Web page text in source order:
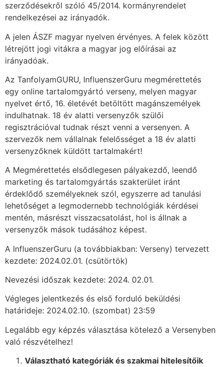
szerződésekről szóló 45/2014. kormányrendelet
rendelkezései az irányadók.
A jelen ÁSZF magyar nyelven érvényes. A felek között
létrejött jogi vitákra a magyar jog előírásai az
irányadóak.
Az TanfolyamGURU, InfluenszerGuru megmérettetés
egy online tartalomgyártó verseny, melyen magyar
nyelvet értő, 16. életévét betöltött magánszemélyek
indulhatnak. 18 év alatti versenyzők szülői
regisztrációval tudnak részt venni a versenyen. A
szervezők nem vállalnak felelősséget a 18 év alatti
versenyzőknek küldött tartalmakért!
A Megmérettetés elsődlegesen pályakezdő, leendő
marketing és tartalomgyártás szakterület iránt
érdeklődő személyeknek szól, egyszerre ad tanulási
lehetőséget a legmodernebb technológiák kérdései
mentén, másrészt visszacsatolást, hol is állnak a
versenyzők mások tudásához képest.
A InfluenszerGuru (a továbbiakban: Verseny) tervezett
kezdete: 2024.02.01. (csütörtök)
Nevezési időszak kezdete: 2024. 02.01.
Végleges jelentkezés és első forduló beküldési
határideje: 2024.02.10. (szombat) 23:59
Legalább egy képzés választása kötelező a Versenyben
való részvételhez!
Választható kategóriák és szakmai hitelesítőik